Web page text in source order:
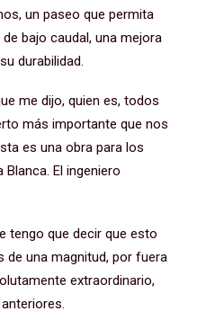
un paseo que permita
bajo caudal, una mejora
durabilidad.
me dijo, quien es, todos
más importante que nos
es una obra para los
El ingeniero
tengo que decir que esto
de una magnitud, por fuera
extraordinario,